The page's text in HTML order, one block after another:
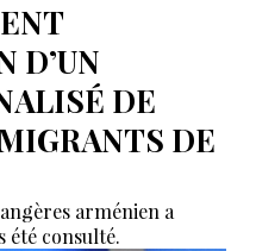
D’UN
DE
DE
arménien a
été consulté.